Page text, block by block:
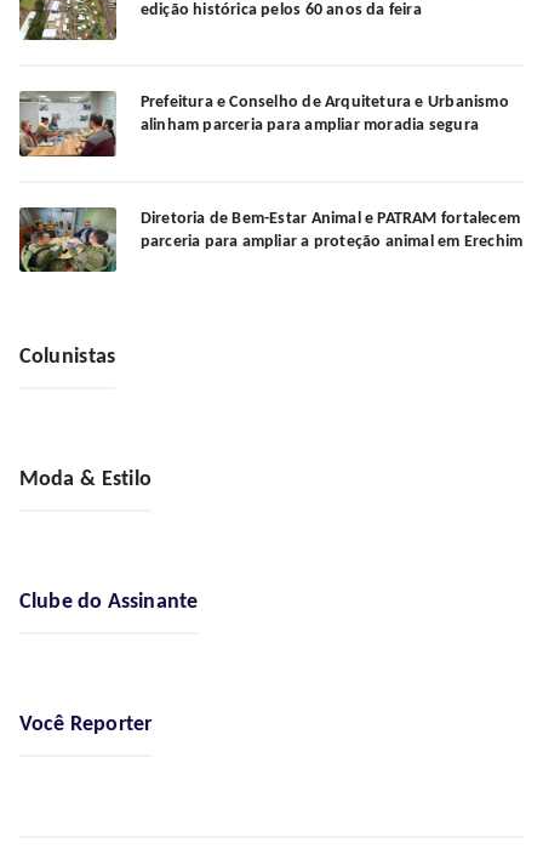
edição histórica pelos 60 anos da feira
Prefeitura e Conselho de Arquitetura e Urbanismo
alinham parceria para ampliar moradia segura
Diretoria de Bem-Estar Animal e PATRAM fortalecem
parceria para ampliar a proteção animal em Erechim
Colunistas
Moda & Estilo
Clube do Assinante
Você Reporter